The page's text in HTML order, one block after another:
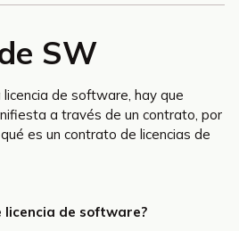
SW
de software, hay que
a través de un contrato, por
es un contrato de licencias de
licencia de software?